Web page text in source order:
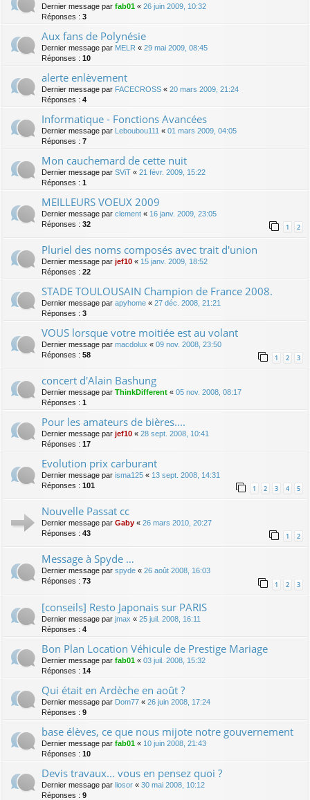
Dernier message par fab01 « 26 juin 2009, 10:32
Réponses : 3
Aux fans de Polynésie
Dernier message par MELR « 29 mai 2009, 08:45
Réponses : 10
alerte enlèvement
Dernier message par FACECROSS « 20 mars 2009, 21:24
Réponses : 4
Informatique - Fonctions Avancées
Dernier message par Leboubou111 « 01 mars 2009, 04:05
Réponses : 7
Mon cauchemard de cette nuit
Dernier message par SViT « 21 févr. 2009, 15:22
Réponses : 1
MEILLEURS VOEUX 2009
Dernier message par clement « 16 janv. 2009, 23:05
Réponses : 32 1 2
Pluriel des noms composés avec trait d'union
Dernier message par jef10 « 15 janv. 2009, 18:52
Réponses : 22
STADE TOULOUSAIN Champion de France 2008.
Dernier message par apyhome « 27 déc. 2008, 21:21
Réponses : 3
VOUS lorsque votre moitiée est au volant
Dernier message par macdolux « 09 nov. 2008, 23:50
Réponses : 58 1 2 3
concert d'Alain Bashung
Dernier message par ThinkDifferent « 05 nov. 2008, 08:17
Réponses : 1
Pour les amateurs de bières....
Dernier message par jef10 « 28 sept. 2008, 10:41
Réponses : 17
Evolution prix carburant
Dernier message par isma125 « 13 sept. 2008, 14:31
Réponses : 101 1 2 3 4 5
Nouvelle Passat cc
Dernier message par Gaby « 26 mars 2010, 20:27
Réponses : 43 1 2
Message à Spyde …
Dernier message par spyde « 26 août 2008, 16:03
Réponses : 73 1 2 3
[conseils] Resto Japonais sur PARIS
Dernier message par jmax « 25 juil. 2008, 16:11
Réponses : 4
Bon Plan Location Véhicule de Prestige Mariage
Dernier message par fab01 « 03 juil. 2008, 15:32
Réponses : 14
Qui était en Ardèche en août ?
Dernier message par Dom77 « 26 juin 2008, 17:24
Réponses : 9
base élèves, ce que nous mijote notre gouvernement
Dernier message par fab01 « 10 juin 2008, 21:43
Réponses : 10
Devis travaux... vous en pensez quoi ?
Dernier message par liosor « 30 mai 2008, 10:12
Réponses : 9